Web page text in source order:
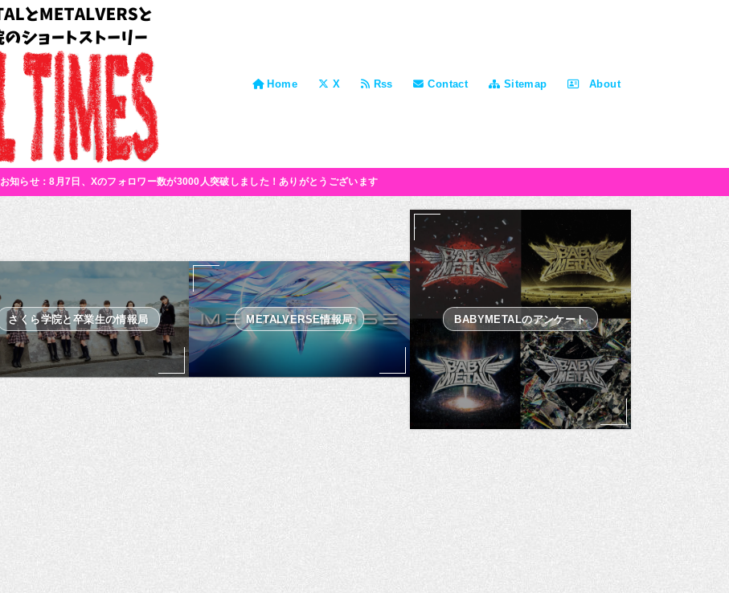
Home X Rss Contact Sitemap About
お知らせ：8月7日、Xのフォロワー数が3000人突破しました！ありがとうございます
さくら学院と卒業生の情報局 METALVERSE情報局 BABYMETALのアンケート